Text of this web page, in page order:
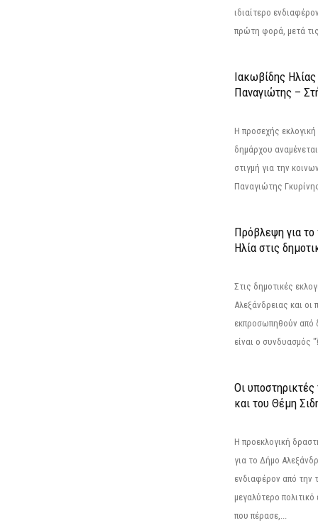
ιδιαίτερο
πρώτη φορά, μετά τις
Ιακωβίδης
Παναγιώτης –
Η προσεχής
δημάρχου
στιγμή για την
Παναγιώτης
Πρόβλεψη για
Ηλία στις
Στις δημοτικές
Αλεξάνδρειας και οι
εκπροσωπηθούν από
είναι ο συνδυασμός
Οι
και του Θέμη
Η προεκλογική
για το Δήμο
ενδιαφέρον από την
μεγαλύτερο
που πέρασε,...